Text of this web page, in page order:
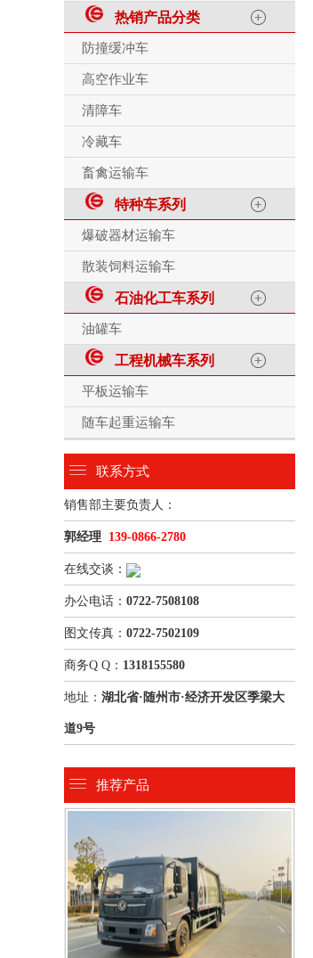
热销产品分类
防撞缓冲车
高空作业车
清障车
冷藏车
畜禽运输车
特种车系列
爆破器材运输车
散装饲料运输车
石油化工车系列
油罐车
工程机械车系列
平板运输车
随车起重运输车
联系方式
销售部主要负责人：
郭经理 139-0866-2780
在线交谈：
办公电话： 0722-7508108
图文传真： 0722-7502109
商务Q Q： 1318155580
地址： 湖北省·随州市·经济开发区季梁大
道9号
推荐产品